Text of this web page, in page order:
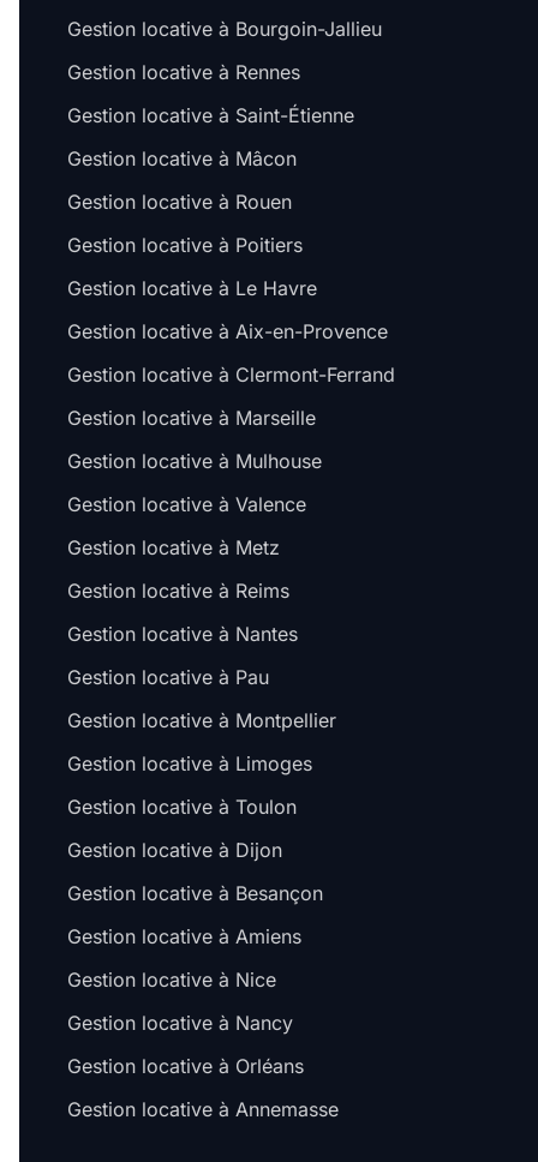
Gestion locative à Bourgoin-Jallieu
Gestion locative à Rennes
Gestion locative à Saint-Étienne
Gestion locative à Mâcon
Gestion locative à Rouen
Gestion locative à Poitiers
Gestion locative à Le Havre
Gestion locative à Aix-en-Provence
Gestion locative à Clermont-Ferrand
Gestion locative à Marseille
Gestion locative à Mulhouse
Gestion locative à Valence
Gestion locative à Metz
Gestion locative à Reims
Gestion locative à Nantes
Gestion locative à Pau
Gestion locative à Montpellier
Gestion locative à Limoges
Gestion locative à Toulon
Gestion locative à Dijon
Gestion locative à Besançon
Gestion locative à Amiens
Gestion locative à Nice
Gestion locative à Nancy
Gestion locative à Orléans
Gestion locative à Annemasse